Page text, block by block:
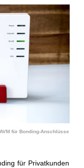
für Bonding-Anschlüsse
für Privatkunden